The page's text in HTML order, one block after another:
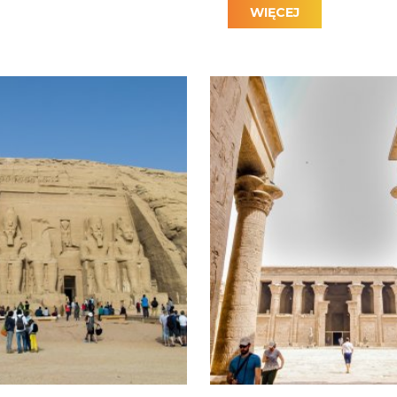
słynne piramidy podczas wakacji w Marsa Alam.
Marsa Alam
są prywatne wycieczki fakultatywne z Marsa
Egipt w wygodnym tempie, z indywidualnym
wycieczki
WIĘCEJ